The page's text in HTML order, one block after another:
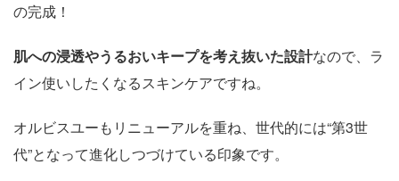
の完成！
肌への浸透やうるおいキープを考え抜いた設計なので、ラ
イン使いしたくなるスキンケアですね。
オルビスユーもリニューアルを重ね、世代的には“第3世
代”となって進化しつづけている印象です。